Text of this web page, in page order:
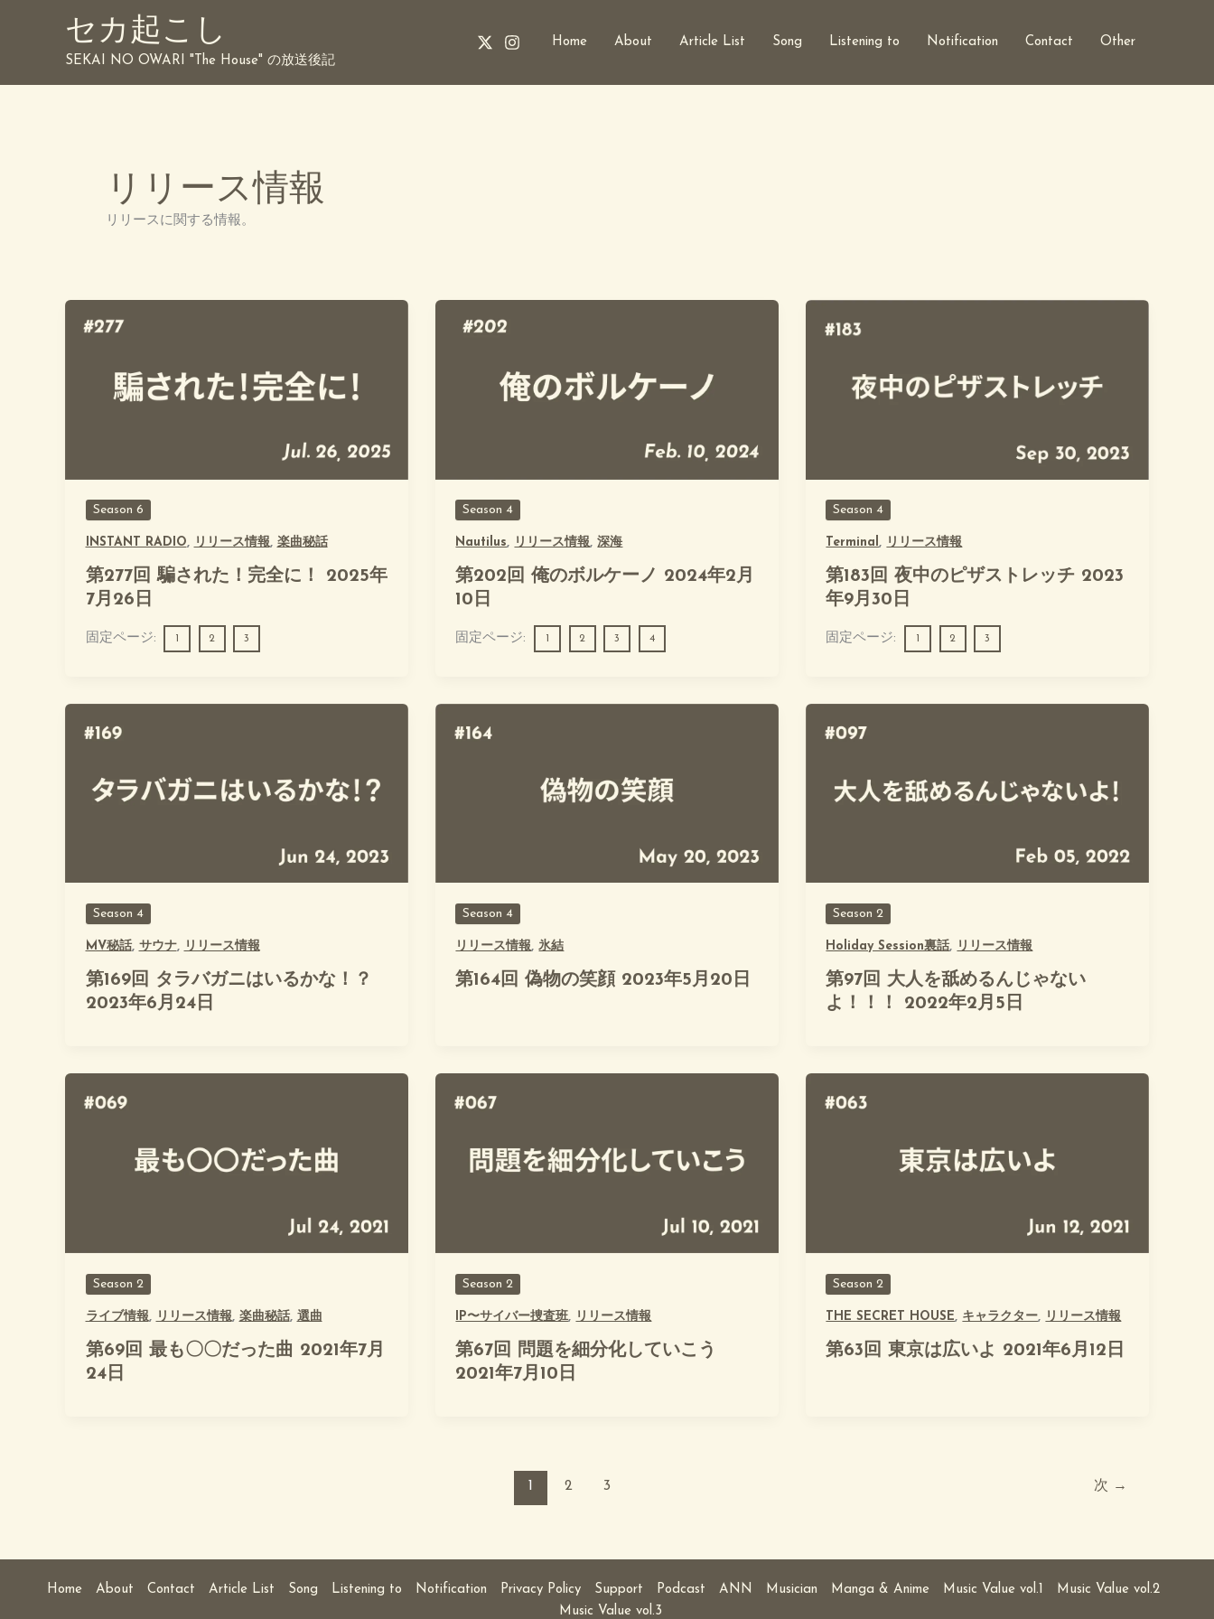
セカ起こし
SEKAI NO OWARI "The House" の放送後記
Home About Article List Song Listening to Notification Contact Other
リリース情報
リリースに関する情報。
Season 6
INSTANT RADIO, リリース情報, 楽曲秘話
第277回 騙された！完全に！ 2025年
7月26日
固定ページ: 2 3
Season 4
Nautilus, リリース情報,深海
第202回 俺のボルケーノ 2024年2月
10日
固定ページ: 2 3 4
Season 4
Terminal, リリース情報
第183回 夜中のピザストレッチ 2023
年9月30日
固定ページ: 1 2 3
Season 4
MV秘話, サウナ, リリース情報
第169回 タラバガニはいるかな！？
2023年6月24日
Season 4
リリース情報,氷結
第164回 偽物の笑顔 2023年5月20日
Season 2
Holiday Session裏話, リリース情報
第97回 大人を舐めるんじゃない
よ！！！ 2022年2月5日
Season 2
ライブ情報, リリース情報, 楽曲秘話, 選曲
第69回 最も〇〇だった曲 2021年7月
24日
Season 2
IP〜サイバー捜査班, リリース情報
第67回 問題を細分化していこう
2021年7月10日
Season 2
THE SECRET HOUSE, キャラクター, リリース情報
第63回 東京は広いよ 2021年6月12日
1 2 3 次 →
Home About Contact Article List Song Listening to Notification Privacy Policy Support Podcast ANN Musician Manga & Anime Music Value vol.1
Music Value vol.2
Music Value vol.3